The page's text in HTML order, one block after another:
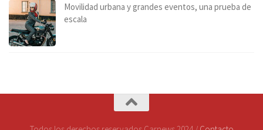
Movilidad urbana y grandes eventos, una prueba de
escala